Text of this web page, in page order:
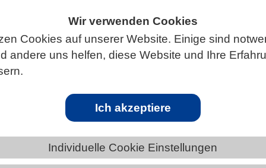
Wir verwenden Cookies
Cookies auf unserer Website. Einige sind
andere uns helfen, diese Website und Ihre
Ich akzeptiere
Individuelle Cookie Einstellungen
BERLIN-BRANDENBURG
in Deutschland – aktuelle Ergebnisse